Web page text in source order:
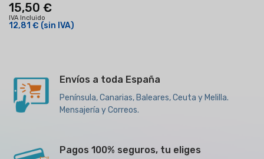
15,50 €
IVA Incluido
12,81 € (sin IVA)
Envíos a toda España
Península, Canarias, Baleares, Ceuta y Melilla.
Mensajería y Correos.
Pagos 100% seguros, tu eliges